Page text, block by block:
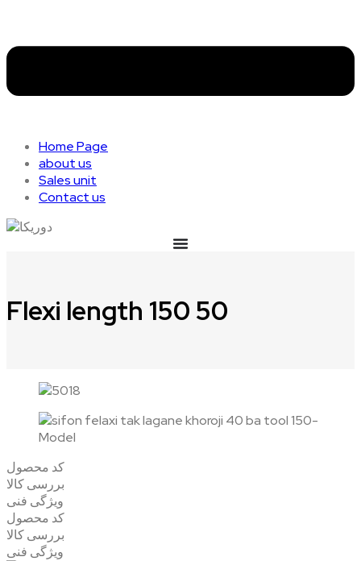
Home Page
about us
Sales unit
Contact us
Flexi length 150 50
کد محصول
بررسی کالا
ویژگی فنی
کد محصول
بررسی کالا
ویژگی فنی